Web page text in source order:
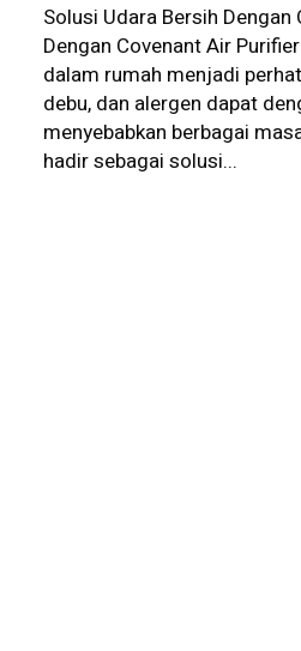
Solusi Udara Bersih
Dengan Covenant Air
dalam rumah menjadi
debu, dan alergen dapat
menyebabkan berbagai
hadir sebagai solusi...